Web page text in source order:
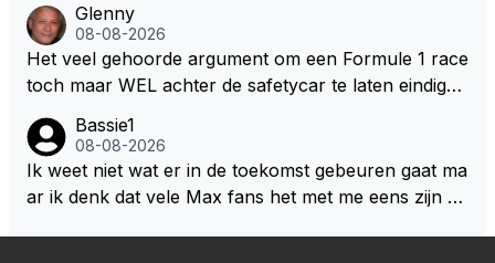
uden dan dat hij op dit moment beweerd. Dan kan hij
zijn talenten en uitzonderlijke klasse laten zien en he
eft daar enorm veel lol aan.
ert nu de spindoctor van newey geworden?? Eerlijk
gezegd snap ik de de kop én het artikel niet echt.
Glenny
08-08-2026
Het veel gehoorde argument om een Formule 1 race
toch maar WEL achter de safetycar te laten eindigen
dat men vreest voor een brandstof tekort. Kennelijk
rijden de teams met tot op de liter afgemeten peut...
Bassie1
08-08-2026
Ik weet niet wat er in de toekomst gebeuren gaat ma
ar ik denk dat vele Max fans het met me eens zijn da